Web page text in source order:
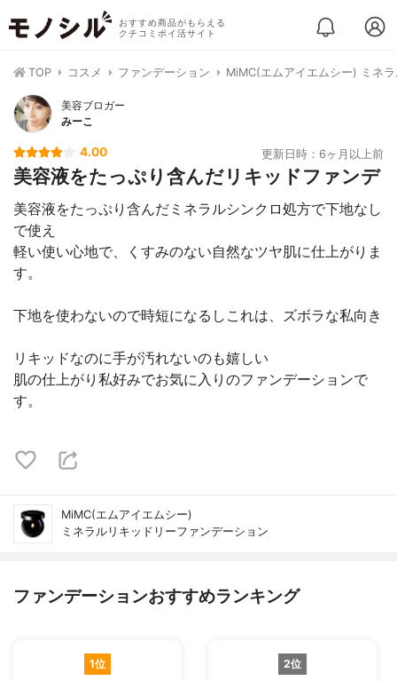
おすすめ商品がもらえる
クチコミポイ活サイト
TOP コスメ ファンデーション MiMC(エムアイエムシー) ミネ
美容ブロガー
みーこ
4.00 更新日時：6ヶ月以上前
美容液をたっぷり含んだリキッドファンデ
美容液をたっぷり含んだミネラルシンクロ処方で下地なし
で使え
軽い使い心地で、くすみのない自然なツヤ肌に仕上がりま
す。
下地を使わないので時短になるしこれは、ズボラな私向き
リキッドなのに手が汚れないのも嬉しい
肌の仕上がり私好みでお気に入りのファンデーションで
す。
MiMC(エムアイエムシー)
ミネラルリキッドリーファンデーション
ファンデーションおすすめランキング
1位 2位